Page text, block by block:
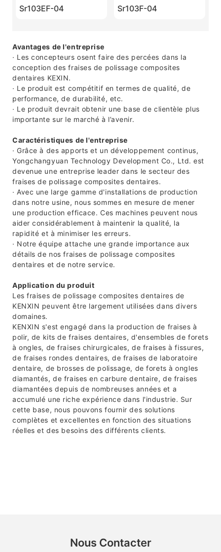
Sr103EF-04 Sr103F-04
Avantages de l'entreprise
· Les concepteurs osent faire des percées dans la
conception des fraises de polissage composites
dentaires KEXIN.
· Le produit est compétitif en termes de qualité, de
performance, de durabilité, etc.
· Le produit devrait obtenir une base de clientèle plus
importante sur le marché à l’avenir.
Caractéristiques de l'entreprise
· Grâce à des apports et un développement continus,
Yongchangyuan Technology Development Co., Ltd. est
devenue une entreprise leader dans le secteur des
fraises de polissage composites dentaires.
· Avec une large gamme d'installations de production
dans notre usine, nous sommes en mesure de mener
une production efficace. Ces machines peuvent nous
aider considérablement à maintenir la qualité, la
rapidité et à minimiser les erreurs.
· Notre équipe attache une grande importance aux
détails de nos fraises de polissage composites
dentaires et de notre service.
Application du produit
Les fraises de polissage composites dentaires de
KENXIN peuvent être largement utilisées dans divers
domaines.
KENXIN s'est engagé dans la production de fraises à
polir, de kits de fraises dentaires, d'ensembles de forets
à ongles, de fraises chirurgicales, de fraises à fissures,
de fraises rondes dentaires, de fraises de laboratoire
dentaire, de brosses de polissage, de forets à ongles
diamantés, de fraises en carbure dentaire, de fraises
diamantées depuis de nombreuses années et a
accumulé une riche expérience dans l'industrie. Sur
cette base, nous pouvons fournir des solutions
complètes et excellentes en fonction des situations
réelles et des besoins des différents clients.
Nous Contacter